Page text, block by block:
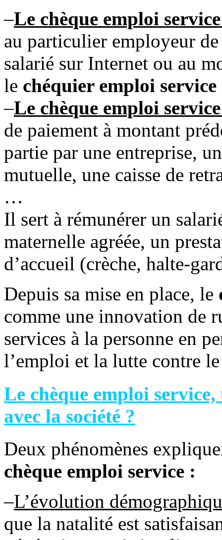
–Le chèque emploi
au particulier employeur
salarié sur Internet ou au
le chéquier emploi service
–Le chèque emploi
de paiement à montant
partie par une entreprise,
mutuelle, une caisse de
…
Il sert à rémunérer un
maternelle agréée, un
d’accueil (crèche, halte-
Depuis sa mise en place, le
comme une innovation de
services à la personne en
l’emploi et la lutte contre
Le chèque emploi
avec la société ?
Deux phénomènes
chèque emploi service :
–L’évolution
que la natalité est